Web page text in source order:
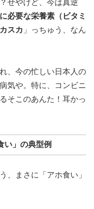
せやけど、今は真逆
必要な栄養素（ビタミ
スカ 」っちゅう、なん
、今の忙しい日本人の
気や。特に、コンビニ
そこのあんた！耳かっ
い」の典型例
、まさに「アホ食い」